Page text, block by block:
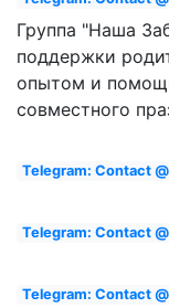
Группа "Наша
поддержки
опытом и
совместного
Telegram: Contact
Telegram: Contact
Telegram: Contact